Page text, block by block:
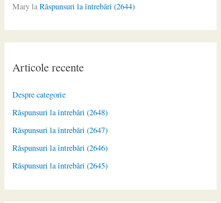
MarylaRăspunsuri la întrebări (2644)
Articole recente
Despre categorie
Răspunsuri la întrebări (2648)
Răspunsuri la întrebări (2647)
Răspunsuri la întrebări (2646)
Răspunsuri la întrebări (2645)